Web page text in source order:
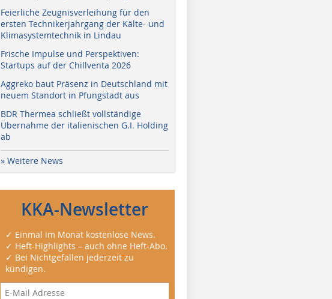
Feierliche Zeugnisverleihung für den
ersten Technikerjahrgang der Kälte- und
Klimasystemtechnik in Lindau
Frische Impulse und Perspektiven:
Startups auf der Chillventa 2026
Aggreko baut Präsenz in Deutschland mit
neuem Standort in Pfungstadt aus
BDR Thermea schließt vollständige
Übernahme der italienischen G.I. Holding
ab
» Weitere News
KKA-Newsletter
✓ Einmal im Monat kostenlose News.
✓ Heft-Highlights – auch ohne Heft-Abo.
✓ Bei Nichtgefallen jederzeit zu
kündigen.